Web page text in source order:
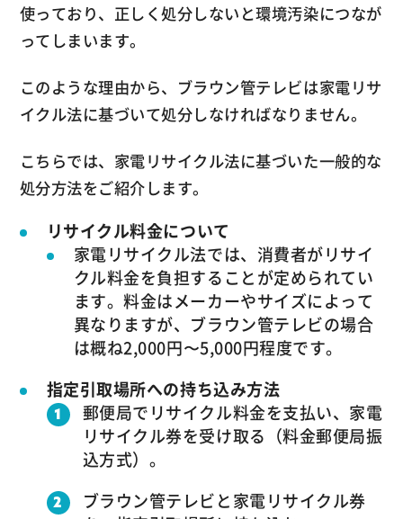
使っており、正しく処分しないと環境汚染につなが
ってしまいます。
このような理由から、ブラウン管テレビは家電リサ
イクル法に基づいて処分しなければなりません。
こちらでは、家電リサイクル法に基づいた一般的な
処分方法をご紹介します。
リサイクル料金について
家電リサイクル法では、消費者がリサイ
クル料金を負担することが定められてい
ます。料金はメーカーやサイズによって
異なりますが、ブラウン管テレビの場合
は概ね2,000円〜5,000円程度です。
指定引取場所への持ち込み方法
郵便局でリサイクル料金を支払い、家電
リサイクル券を受け取る（料金郵便局振
込方式）。
ブラウン管テレビと家電リサイクル券